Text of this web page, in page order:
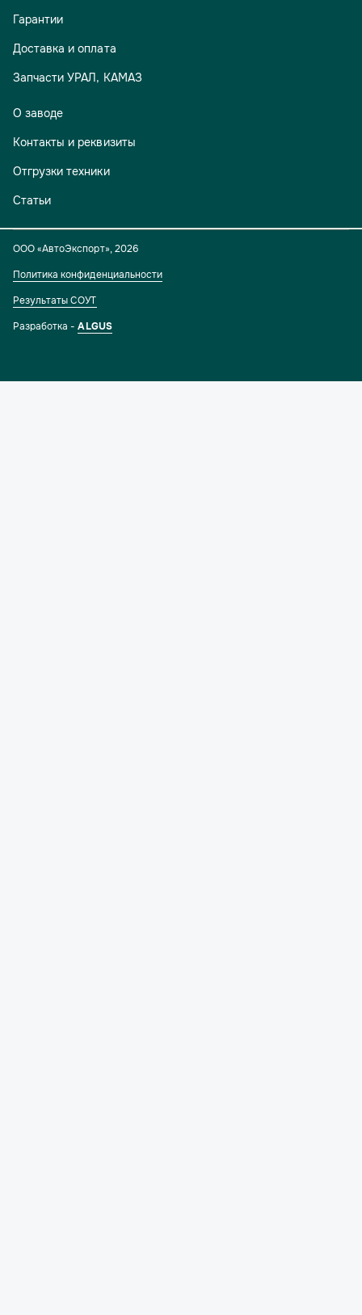
Гарантии
Доставка и оплата
Запчасти УРАЛ, КАМАЗ
О заводе
Контакты и реквизиты
Отгрузки техники
Статьи
ООО «АвтоЭкспорт»,2026
Политика конфиденциальности
Результаты СОУТ
Разработка -ALGUS